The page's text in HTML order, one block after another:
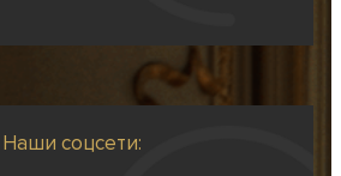
Наши соцсети: